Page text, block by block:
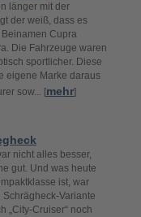
länger mit der
der weiß, dass es
Cupra
Die Fahrzeuge waren
sportlicher. Diese
eigene Marke daraus
sow... [mehr]
nicht alles besser,
gut. Und was heute
ist, war
Variante
„City-Cruiser“ noch